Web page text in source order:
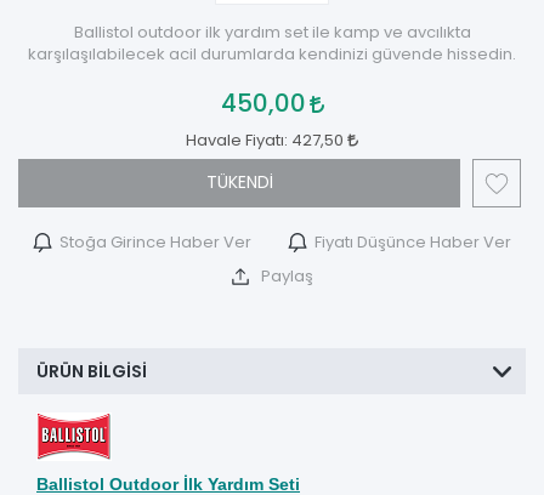
Ballistol outdoor ilk yardım set ile kamp ve avcılıkta
karşılaşılabilecek acil durumlarda kendinizi güvende hissedin.
450,00
Havale Fiyatı: 427,50
TÜKENDİ
Stoğa Girince Haber Ver Fiyatı Düşünce Haber Ver
Paylaş
ÜRÜN BILGISI
Ballistol Outdoor İlk Yardım Seti